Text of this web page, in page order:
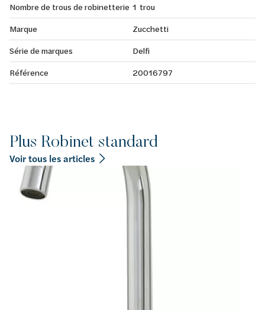
Nombre de trous de robinetterie 1 trou
Marque
Zucchetti
Série de marques
Delfi
Référence
20016797
Plus Robinet standard
Voir tous les articles